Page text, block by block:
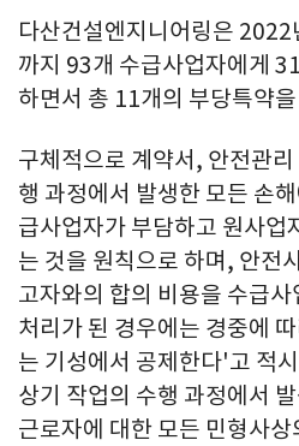
다산건설엔지니어링은
까지 93개 수급사업자에게
하면서 총 11개의 부당특약
구체적으로 계약서, 안전관
행 과정에서 발생한 모든 손
급사업자가 부담하고 원사업
는 것을 원칙으로 하며, 안전
고자와의 합의 비용을 수급
처리가 된 경우에는 경중에
는 기성에서 공제한다'고 적
상기 작업의 수행 과정에서
근로자에 대한 모든 민형사